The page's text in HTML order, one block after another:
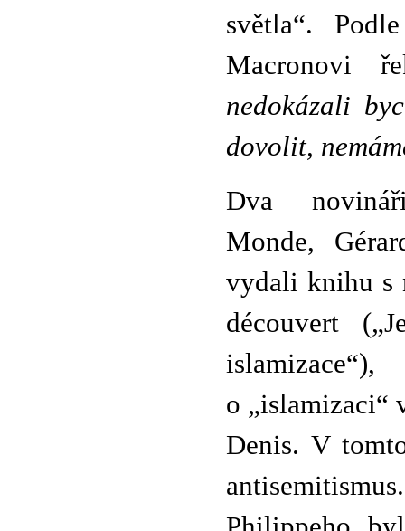
světla“.
Macronovi
nedokázali
dovolit,
Dva
Monde,
vydali knihu s
découvert
o „islamizaci“
Denis. V